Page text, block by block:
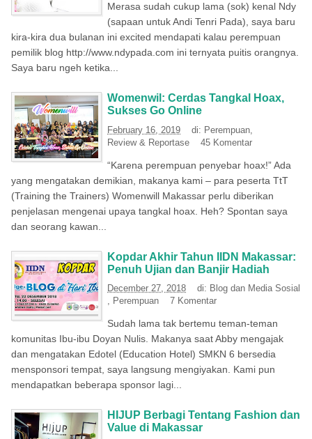
Merasa sudah cukup lama (sok) kenal Ndy
(sapaan untuk Andi Tenri Pada), saya baru
kira-kira dua bulanan ini excited mendapati kalau perempuan
pemilik blog http://www.ndypada.com ini ternyata puitis orangnya.
Saya baru ngeh ketika...
Womenwil: Cerdas Tangkal Hoax,
Sukses Go Online
February 16, 2019 di: Perempuan
Review & Reportase
45 Komentar
“Karena perempuan penyebar hoax!” Ada
yang mengatakan demikian, makanya kami – para peserta TtT
(Training the Trainers) Womenwill Makassar perlu diberikan
penjelasan mengenai upaya tangkal hoax. Heh? Spontan saya
dan seorang kawan...
Kopdar Akhir Tahun IIDN Makassar:
Penuh Ujian dan Banjir Hadiah
December 27, 2018 di: Blog dan Media Sosial
, Perempuan 7 Komentar
Sudah lama tak bertemu teman-teman
komunitas Ibu-ibu Doyan Nulis. Makanya saat Abby mengajak
dan mengatakan Edotel (Education Hotel) SMKN 6 bersedia
mensponsori tempat, saya langsung mengiyakan. Kami pun
mendapatkan beberapa sponsor lagi...
HIJUP Berbagi Tentang Fashion dan
Value di Makassar